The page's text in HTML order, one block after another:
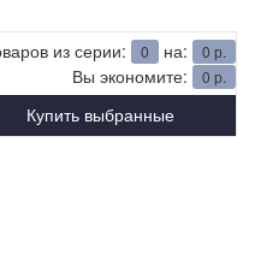
из серии: 0 на: 0 р.
Вы экономите: 0 р.
Купить выбранные